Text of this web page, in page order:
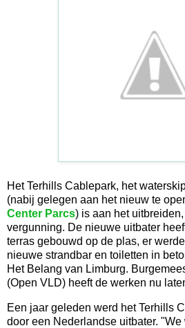
Het Terhills Cablepark, het
(nabij gelegen aan het nieuw te
Center Parcs) is aan het
vergunning. De nieuwe uitbater
terras gebouwd op de plas, er
nieuwe strandbar en toiletten in
Het Belang van Limburg.
(Open VLD) heeft de werken nu
Een jaar geleden werd het Terhills
door een Nederlandse uitbater.